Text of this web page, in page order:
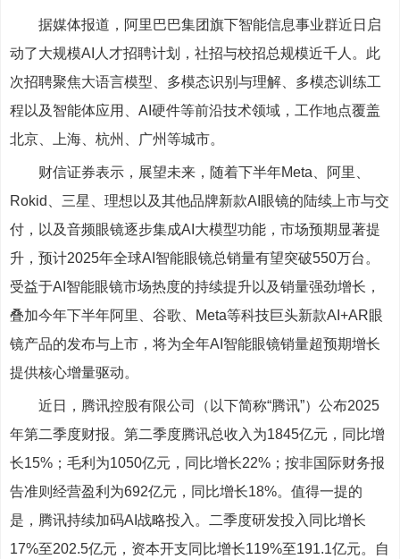
据媒体报道，阿里巴巴集团旗下智能信息事业群近日启
动了大规模AI人才招聘计划，社招与校招总规模近千人。此
次招聘聚焦大语言模型、多模态识别与理解、多模态训练工
程以及智能体应用、AI硬件等前沿技术领域，工作地点覆盖
北京、上海、杭州、广州等城市。
财信证券表示，展望未来，随着下半年Meta、阿里、
Rokid、三星、理想以及其他品牌新款AI眼镜的陆续上市与交
付，以及音频眼镜逐步集成AI大模型功能，市场预期显著提
升，预计2025年全球AI智能眼镜总销量有望突破550万台。
受益于AI智能眼镜市场热度的持续提升以及销量强劲增长，
叠加今年下半年阿里、谷歌、Meta等科技巨头新款AI+AR眼
镜产品的发布与上市，将为全年AI智能眼镜销量超预期增长
提供核心增量驱动。
近日，腾讯控股有限公司（以下简称“腾讯”）公布2025
年第二季度财报。第二季度腾讯总收入为1845亿元，同比增
长15%；毛利为1050亿元，同比增长22%；按非国际财务报
告准则经营盈利为692亿元，同比增长18%。值得一提的
是，腾讯持续加码AI战略投入。二季度研发投入同比增长
17%至202.5亿元，资本开支同比增长119%至191.1亿元。自